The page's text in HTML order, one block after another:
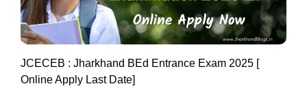
JCECEB : Jharkhand BEd Entrance Exam 2025 [
Online Apply Last Date]